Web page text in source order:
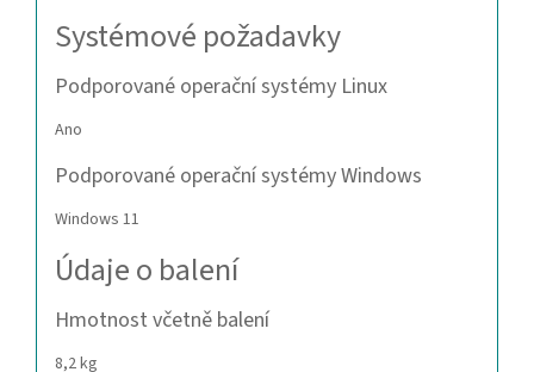
Systémové požadavky
Podporované operační systémy Linux
Ano
Podporované operační systémy Windows
Windows 11
Údaje o balení
Hmotnost včetně balení
8,2 kg